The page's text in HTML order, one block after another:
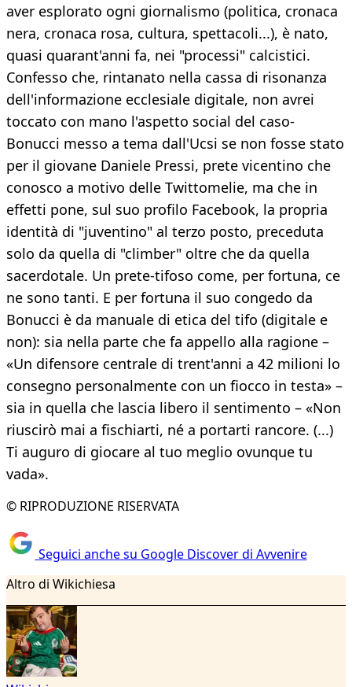
aver esplorato ogni giornalismo (politica, cronaca
nera, cronaca rosa, cultura, spettacoli...), è nato,
quasi quarant'anni fa, nei "processi" calcistici.
Confesso che, rintanato nella cassa di risonanza
dell'informazione ecclesiale digitale, non avrei
toccato con mano l'aspetto social del caso-
Bonucci messo a tema dall'Ucsi se non fosse stato
per il giovane Daniele Pressi, prete vicentino che
conosco a motivo delle Twittomelie, ma che in
effetti pone, sul suo profilo Facebook, la propria
identità di "juventino" al terzo posto, preceduta
solo da quella di "climber" oltre che da quella
sacerdotale. Un prete-tifoso come, per fortuna, ce
ne sono tanti. E per fortuna il suo congedo da
Bonucci è da manuale di etica del tifo (digitale e
non): sia nella parte che fa appello alla ragione –
«Un difensore centrale di trent'anni a 42 milioni lo
consegno personalmente con un fiocco in testa» –
sia in quella che lascia libero il sentimento – «Non
riuscirò mai a fischiarti, né a portarti rancore. (...)
Ti auguro di giocare al tuo meglio ovunque tu
vada».
© RIPRODUZIONE RISERVATA
Seguici anche su Google Discover di Avvenire
Altro di Wikichiesa